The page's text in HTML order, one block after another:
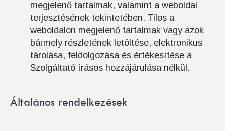
megjelenő tartalmak, valamint a weboldal
terjesztésének tekintetében. Tilos a
weboldalon megjelenő tartalmak vagy azok
bármely részletének letöltése, elektronikus
tárolása, feldolgozása és értékesítése a
Szolgáltató írásos hozzájárulása nélkül.
Általános rendelkezések